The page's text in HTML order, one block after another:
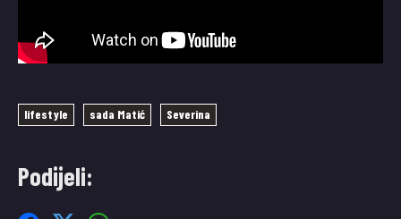
lifestyle sada Matić Severina
Podijeli: